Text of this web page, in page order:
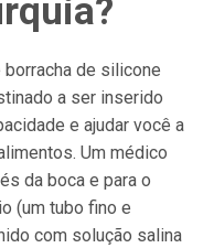
de silicone
a ser inserido
e ajudar você a
Um médico
da boca e para o
(um tubo fino e
com solução salina